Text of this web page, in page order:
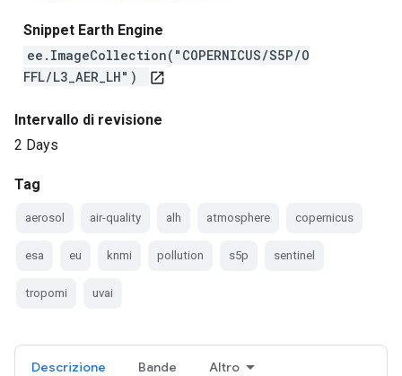
Snippet Earth Engine
ee.ImageCollection("COPERNICUS/S5P/O
FFL/L3_AER_LH")
open_in_new
Intervallo di revisione
2 Days
Tag
aerosol air-quality alh atmosphere copernicus
esa eu knmi pollution s5p sentinel
tropomi uvai
Descrizione Bande Altro